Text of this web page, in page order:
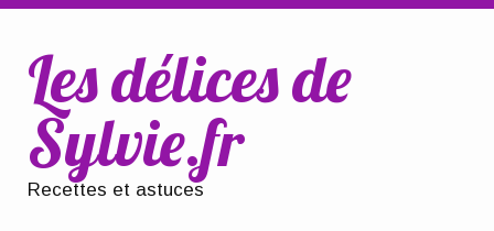
Les délices de
Sylvie.fr
Recettes et astuces